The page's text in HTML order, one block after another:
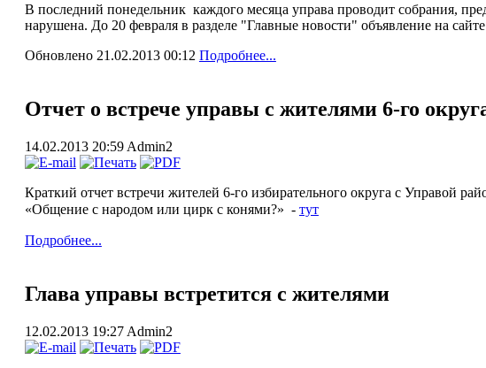
В последний понедельник каждого месяца управа проводит собрания,
нарушена. До 20 февраля в разделе "Главные новости" объявление на
Обновлено 21.02.2013 00:12 Подробнее...
Отчет о встрече управы с жителями 6-го
14.02.2013 20:59 Admin2
Краткий отчет встречи жителей 6-го избирательного округа с Управой
«Общение с народом или цирк с конями?» - тут
Подробнее...
Глава управы встретится с жителями
12.02.2013 19:27 Admin2